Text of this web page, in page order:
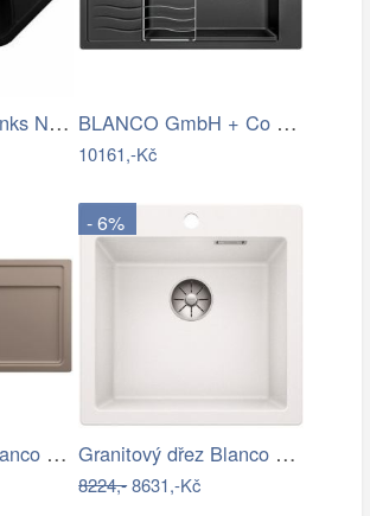
Granitový dřez Sinks NAIKY 980… BLANCO GmbH + Co KG Granitový dřez…
10161,-Kč
Granitový dřez Blanco ZENAR XL 6 S…
- 6%
Granitový dřez Blanco PLEON 5 InFino…
8224,-8631,-Kč